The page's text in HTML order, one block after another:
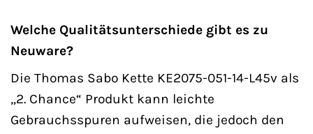
Welche Qualitätsunterschiede gibt es zu
Neuware?
Die Thomas Sabo Kette KE2075-051-14-L45v als
„2. Chance“ Produkt kann leichte
Gebrauchsspuren aufweisen, die jedoch den